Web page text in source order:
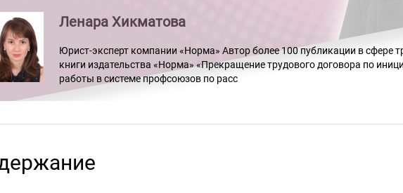
Ленара Хикматова
Юрист-эксперт компании «Норма» Автор более 100 публикации в сфере
книги издательства «Норма» «Прекращение трудового договора по
работы в системе профсоюзов по расс